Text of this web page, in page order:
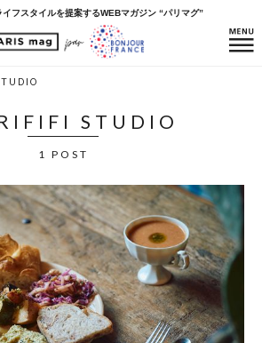
イフスタイルを提案するWEBマガジン “パリマグ”
STUDIO
1 POST